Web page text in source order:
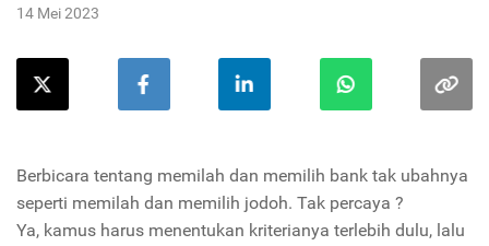
14 Mei 2023
Berbicara tentang memilah dan memilih bank tak ubahnya
seperti memilah dan memilih jodoh. Tak percaya ?
Ya, kamus harus menentukan kriterianya terlebih dulu, lalu